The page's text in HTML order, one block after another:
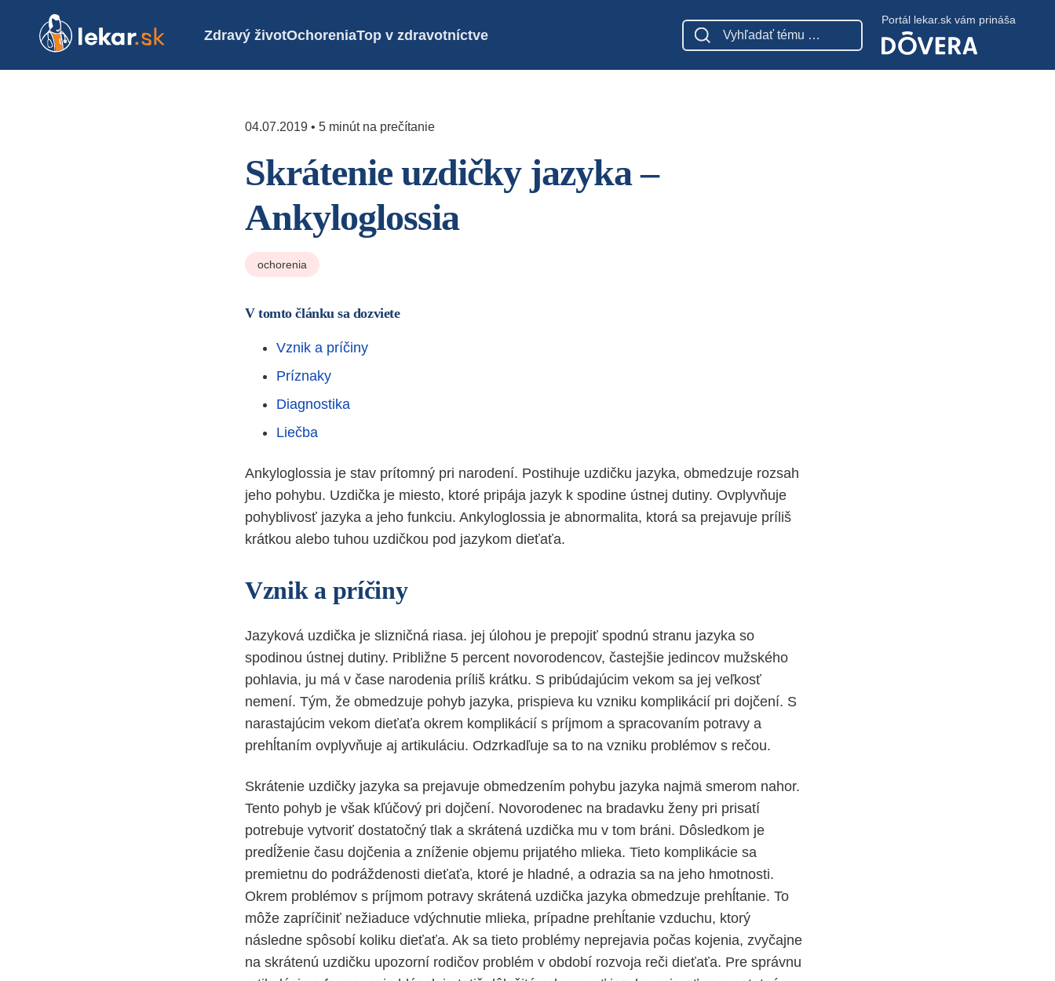
Zdravý životOchoreniaTop v zdravotníctve
Portál lekar.sk vám prináša
04.07.2019 • 5 minút na prečítanie
Skrátenie uzdičky jazyka –
Ankyloglossia
ochorenia
V tomto článku sa dozviete
Vznik a príčiny
Príznaky
Diagnostika
Liečba
Ankyloglossia je stav prítomný pri narodení. Postihuje uzdičku jazyka, obmedzuje rozsah
jeho pohybu. Uzdička je miesto, ktoré pripája jazyk k spodine ústnej dutiny. Ovplyvňuje
pohyblivosť jazyka a jeho funkciu. Ankyloglossia je abnormalita, ktorá sa prejavuje príliš
krátkou alebo tuhou uzdičkou pod jazykom dieťaťa.
Vznik a príčiny
Jazyková uzdička je slizničná riasa. jej úlohou je prepojiť spodnú stranu jazyka so
spodinou ústnej dutiny. Približne 5 percent novorodencov, častejšie jedincov mužského
pohlavia, ju má v čase narodenia príliš krátku. S pribúdajúcim vekom sa jej veľkosť
nemení. Tým, že obmedzuje pohyb jazyka, prispieva ku vzniku komplikácií pri dojčení. S
narastajúcim vekom dieťaťa okrem komplikácií s príjmom a spracovaním potravy a
prehĺtaním ovplyvňuje aj artikuláciu. Odzrkadľuje sa to na vzniku problémov s rečou.
Skrátenie uzdičky jazyka sa prejavuje obmedzením pohybu jazyka najmä smerom nahor.
Tento pohyb je však kľúčový pri dojčení. Novorodenec na bradavku ženy pri prisatí
potrebuje vytvoriť dostatočný tlak a skrátená uzdička mu v tom bráni. Dôsledkom je
predĺženie času dojčenia a zníženie objemu prijatého mlieka. Tieto komplikácie sa
premietnu do podráždenosti dieťaťa, ktoré je hladné, a odrazia sa na jeho hmotnosti.
Okrem problémov s príjmom potravy skrátená uzdička jazyka obmedzuje prehĺtanie. To
môže zapríčiniť nežiaduce vdýchnutie mlieka, prípadne prehĺtanie vzduchu, ktorý
následne spôsobí koliku dieťaťa. Ak sa tieto problémy neprejavia počas kojenia, zvyčajne
na skrátenú uzdičku upozorní rodičov problém v období rozvoja reči dieťaťa. Pre správnu